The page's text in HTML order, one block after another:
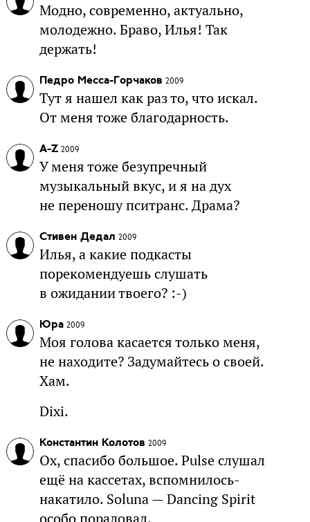
Модно, современно, актуально,
молодежно. Браво, Илья! Так
держать!
Педро Месса-Горчаков 2009
Тут я нашел как раз то, что искал.
От меня тоже благодарность.
A-Z 2009
У меня тоже безупречный
музыкальный вкус, и я на дух
не переношу пситранс. Драма?
Стивен Дедал 2009
Илья, а какие подкасты
порекомендуешь слушать
в ожидании твоего? :-)
Юра 2009
Моя голова касается только меня,
не находите? Задумайтесь о своей.
Хам.
Dixi.
Константин Колотов 2009
Ох, спасибо большое. Pulse слушал
ещё на кассетах, вспомнилось-
накатило. Soluna — Dancing Spirit